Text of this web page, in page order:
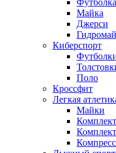
Майка
Джерси
Киберспорт
Поло
Кроссфит
Легкая
Майки